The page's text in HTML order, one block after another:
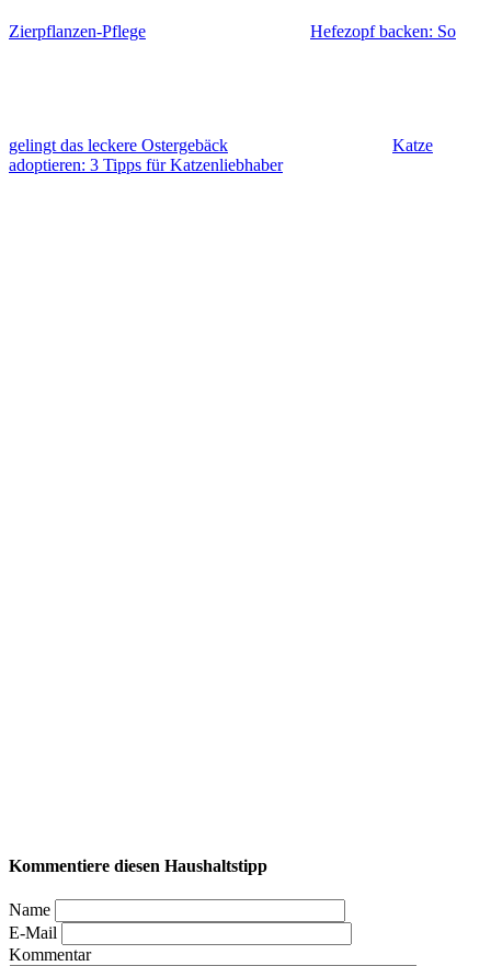
Zierpflanzen-Pflege Hefezopf backen: So
gelingt das leckere Ostergebäck
Katze
adoptieren: 3 Tipps für Katzenliebhaber
Kommentiere diesen Haushaltstipp
Name
E-Mail
Kommentar